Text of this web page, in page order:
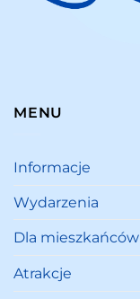
MENU
Informacje
Wydarzenia
Dla mieszkańców
Atrakcje